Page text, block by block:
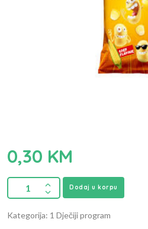
0,30 KM
Dodaj u korpu
Kategorija: 1 Dječiji program